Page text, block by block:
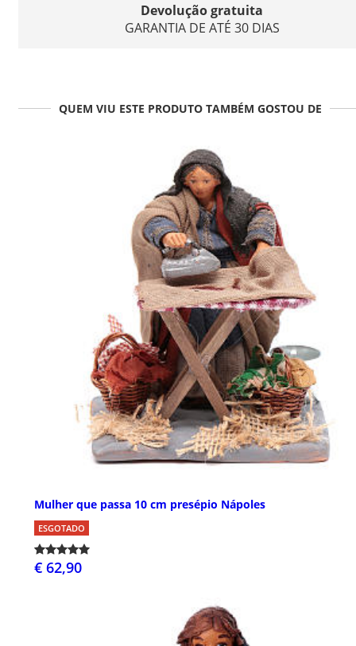
Devolução gratuita
GARANTIA DE ATÉ 30 DIAS
QUEM VIU ESTE PRODUTO TAMBÉM GOSTOU DE
Mulher que passa 10 cm presépio Nápoles
ESGOTADO
€ 62,90